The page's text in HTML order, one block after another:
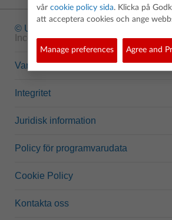
© Upphovsrätt
Incorporated. Alla rättigheter
Varumärken
Integritet
Juridisk information
Policy för programvarudata
Cookie Policy
Kontakta oss
vår cookie policy sida. Klicka på
att acceptera cookies och ange
Manage preferences Agree and